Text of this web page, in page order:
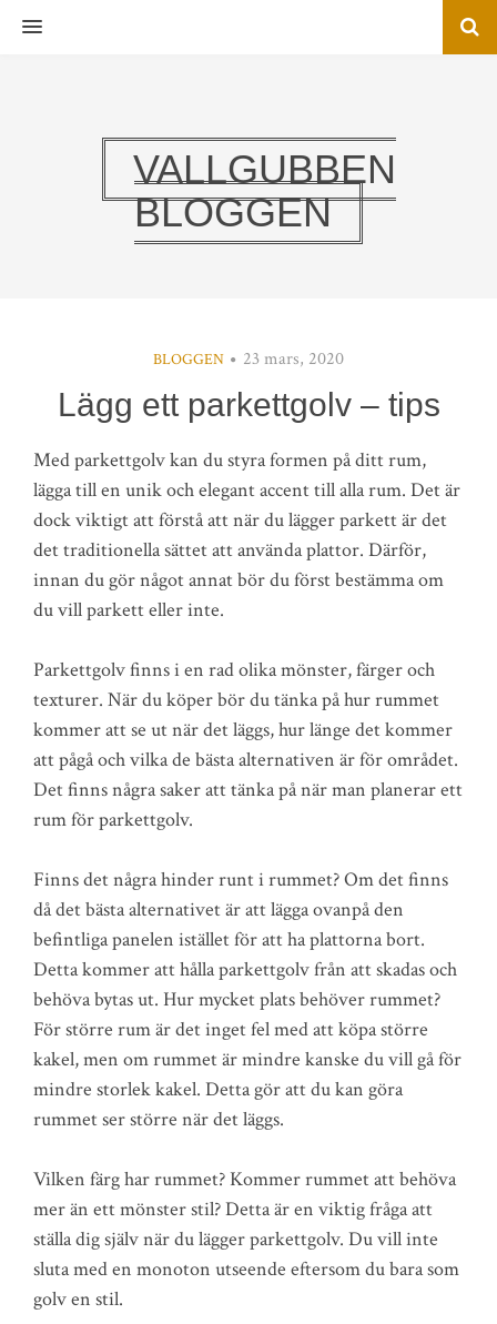
MENU
VALLGUBBEN
BLOGGEN
BLOGGEN 23 mars, 2020
Lägg ett parkettgolv – tips
Med parkettgolv kan du styra formen på ditt rum,
lägga till en unik och elegant accent till alla rum. Det är
dock viktigt att förstå att när du lägger parkett är det
det traditionella sättet att använda plattor. Därför,
innan du gör något annat bör du först bestämma om
du vill parkett eller inte.
Parkettgolv finns i en rad olika mönster, färger och
texturer. När du köper bör du tänka på hur rummet
kommer att se ut när det läggs, hur länge det kommer
att pågå och vilka de bästa alternativen är för området.
Det finns några saker att tänka på när man planerar ett
rum för parkettgolv.
Finns det några hinder runt i rummet? Om det finns
då det bästa alternativet är att lägga ovanpå den
befintliga panelen istället för att ha plattorna bort.
Detta kommer att hålla parkettgolv från att skadas och
behöva bytas ut. Hur mycket plats behöver rummet?
För större rum är det inget fel med att köpa större
kakel, men om rummet är mindre kanske du vill gå för
mindre storlek kakel. Detta gör att du kan göra
rummet ser större när det läggs.
Vilken färg har rummet? Kommer rummet att behöva
mer än ett mönster stil? Detta är en viktig fråga att
ställa dig själv när du lägger parkettgolv. Du vill inte
sluta med en monoton utseende eftersom du bara som
golv en stil.